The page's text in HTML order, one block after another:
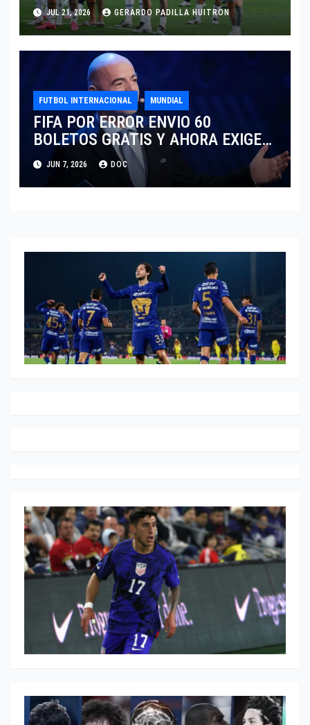
JUL 21, 2026 GERARDO PADILLA HUITRON
FUTBOL INTERNACIONAL MUNDIAL
FIFA POR ERROR ENVIO 60
BOLETOS GRATIS Y AHORA EXIGE
COBRO.
JUN 7, 2026 DOC